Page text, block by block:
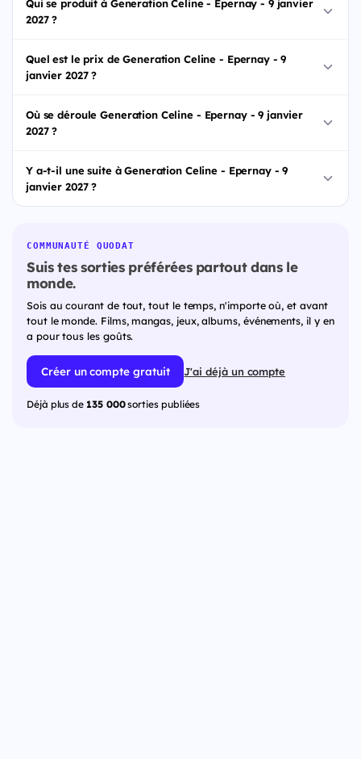
Qui se produit à Generation Celine - Epernay - 9 janvier
2027 ?
Quel est le prix de Generation Celine - Epernay - 9
janvier 2027 ?
Où se déroule Generation Celine - Epernay - 9 janvier
2027 ?
Y a-t-il une suite à Generation Celine - Epernay - 9
janvier 2027 ?
COMMUNAUTÉ QUODAT
Suis tes sorties préférées partout dans le
monde.
Sois au courant de tout, tout le temps, n'importe où, et avant
tout le monde. Films, mangas, jeux, albums, événements, il y en
a pour tous les goûts.
Créer un compte gratuit J'ai déjà un compte
Déjà plus de 135 000sorties publiées